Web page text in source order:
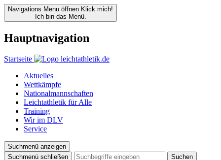
Navigations Menu öffnen Klick mich!
Ich bin das Menü.
Hauptnavigation
Startseite
Aktuelles
Wettkämpfe
Nationalmannschaften
Leichtathletik für Alle
Training
Wir im DLV
Service
Suchmenü anzeigen
Suchmenü schließen
Suchen